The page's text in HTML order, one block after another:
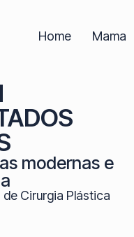
Home Mama
modernas e
Cirurgia Plástica